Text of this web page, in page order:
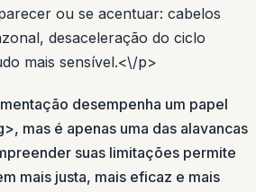
ou se acentuar: cabelos
desaceleração do ciclo
mais sensível.<\/p>
desempenha um papel
mas é apenas uma das alavancas
suas limitações permite
mais justa, mais eficaz e mais